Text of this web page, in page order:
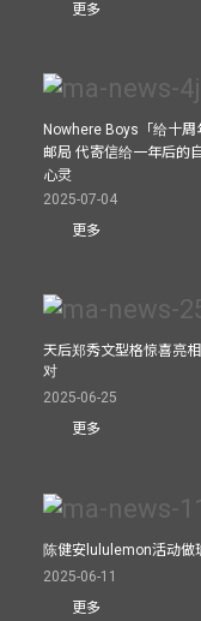
更多
Nowhere Boys「给十
邮局 代寄信给一年后的
心灵
2025-07-04
更多
天后郑秀文型格惊喜亮
对
2025-06-25
更多
陈健安lululemon活动做
2025-06-11
更多